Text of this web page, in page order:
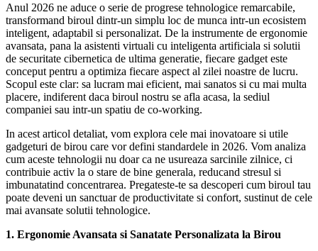
Anul 2026 ne aduce o serie de progrese tehnologice remarcabile,
transformand biroul dintr-un simplu loc de munca intr-un ecosistem
inteligent, adaptabil si personalizat. De la instrumente de ergonomie
avansata, pana la asistenti virtuali cu inteligenta artificiala si solutii
de securitate cibernetica de ultima generatie, fiecare gadget este
conceput pentru a optimiza fiecare aspect al zilei noastre de lucru.
Scopul este clar: sa lucram mai eficient, mai sanatos si cu mai multa
placere, indiferent daca biroul nostru se afla acasa, la sediul
companiei sau intr-un spatiu de co-working.
In acest articol detaliat, vom explora cele mai inovatoare si utile
gadgeturi de birou care vor defini standardele in 2026. Vom analiza
cum aceste tehnologii nu doar ca ne usureaza sarcinile zilnice, ci
contribuie activ la o stare de bine generala, reducand stresul si
imbunatatind concentrarea. Pregateste-te sa descoperi cum biroul tau
poate deveni un sanctuar de productivitate si confort, sustinut de cele
mai avansate solutii tehnologice.
1. Ergonomie Avansata si Sanatate Personalizata la Birou